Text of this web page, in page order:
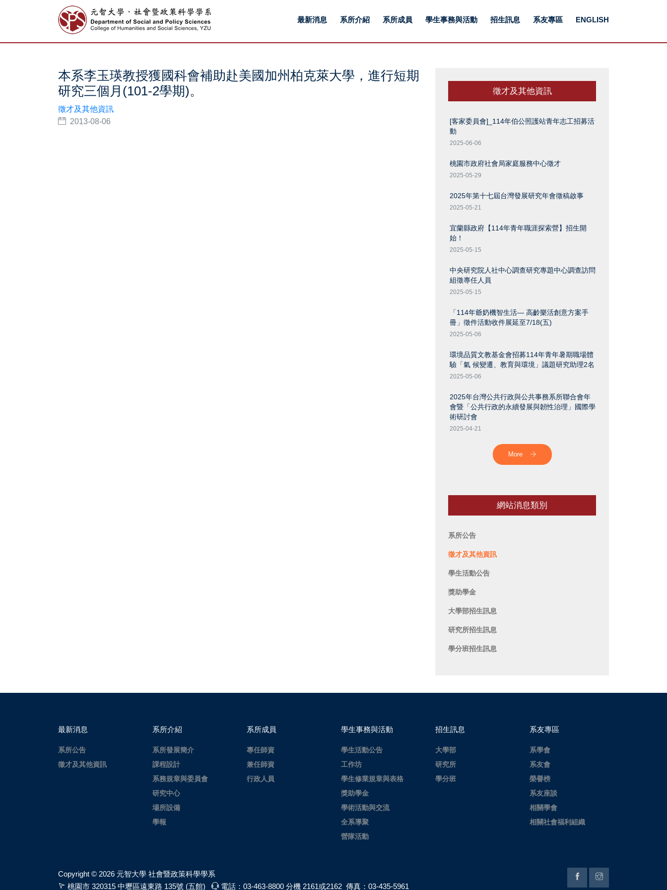
最新消息 系所介紹 系所成員 學生事務與活動 招生訊息 系友專區 ENGLISH
本系李玉瑛教授獲國科會補助赴美國加州柏克萊大學，進行短期
研究三個月(101-2學期)。
徵才及其他資訊
2013-08-06
徵才及其他資訊
[客家委員會]_114年伯公照護站青年志工招募活
動
2025-06-06
桃園市政府社會局家庭服務中心徵才
2025-05-29
2025年第十七屆台灣發展研究年會徵稿啟事
2025-05-21
宜蘭縣政府【114年青年職涯探索營】招生開
始！
2025-05-15
中央研究院人社中心調查研究專題中心調查訪問
組徵專任人員
2025-05-15
「114年爺奶機智生活— 高齡樂活創意方案手
冊」徵件活動收件展延至7/18(五)
2025-05-06
環境品質文教基金會招募114年青年暑期職場體
驗「氣 候變遷、教育與環境」議題研究助理2名
2025-05-06
2025年台灣公共行政與公共事務系所聯合會年
會暨「公共行政的永續發展與韌性治理」國際學
術研討會
2025-04-21
More
網站消息類別
系所公告
徵才及其他資訊
學生活動公告
獎助學金
大學部招生訊息
研究所招生訊息
學分班招生訊息
最新消息
系所公告
徵才及其他資訊
系所介紹
系所發展簡介
課程設計
系務規章與委員會
研究中心
場所設備
學報
系所成員
專任師資
兼任師資
行政人員
學生事務與活動
學生活動公告
工作坊
學生修業規章與表格
獎助學金
學術活動與交流
全系導聚
營隊活動
招生訊息
大學部
研究所
學分班
系友專區
系學會
系友會
榮譽榜
系友座談
相關學會
相關社會福利組織
Copyright © 2026 元智大學 社會暨政策科學學系
桃園市 320315 中壢區遠東路 135號 (五館)
電話：03-463-8800 分機 2161或2162 傳真：03-435-5961